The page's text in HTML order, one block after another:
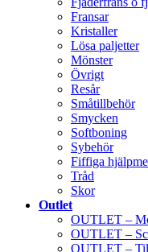
Fransar
Kristaller
Lösa paljetter
Mönster
Övrigt
Resår
Småtillbehör
Smycken
Softboning
Sybehör
Fiffiga
Tråd
Skor
Outlet
OUTLET –
OUTLET –
OUTLET –